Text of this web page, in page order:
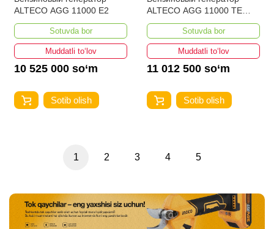
ALTECO AGG 11000 Е2
Sotuvda bor
Muddatli to‘lov
10 525 000 so‘m
Sotib olish
ALTECO AGG 11000 TE
DUO
Sotuvda bor
Muddatli to‘lov
11 012 500 so‘m
Sotib olish
1 2 3 4 5